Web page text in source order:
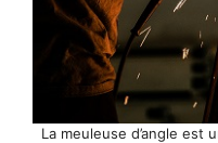
La meuleuse d’angle est